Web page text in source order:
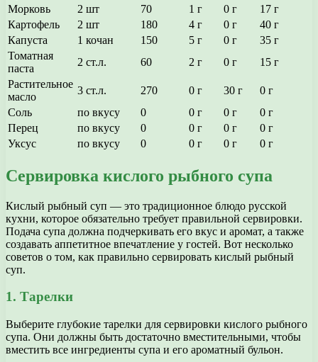
Морковь
2 шт 70 1 г 0 г
17 г
Картофель
2 шт 180 4 г 0 г
40 г
Капуста
1 кочан 150 5 г 0 г
35 г
Томатная
паста
2 ст.л. 60 2 г 0 г
15 г
Растительное
масло
3 ст.л. 270 0 г 30 г
0 г
Соль
по вкусу 0 0 г 0 г
0 г
Перец
по вкусу 0 0 г 0 г
0 г
Уксус
по вкусу 0 0 г 0 г 0 г
Сервировка кислого рыбного супа
Кислый рыбный суп — это традиционное блюдо русской
кухни, которое обязательно требует правильной сервировки.
Подача супа должна подчеркивать его вкус и аромат, а также
создавать аппетитное впечатление у гостей. Вот несколько
советов о том, как правильно сервировать кислый рыбный
суп.
1. Тарелки
Выберите глубокие тарелки для сервировки кислого рыбного
супа. Они должны быть достаточно вместительными, чтобы
вместить все ингредиенты супа и его ароматный бульон.